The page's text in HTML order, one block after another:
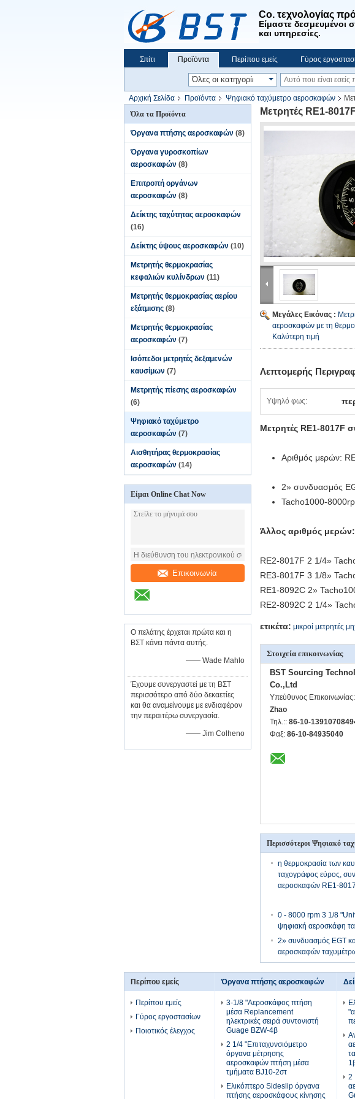
Co. τεχνολογίας
Είμαστε δεσμευμένοι
και υπηρεσίες.
Σπίτι Προϊόντα Περίπου εμείς Γύρος
Αρχική Σελίδα Προϊόντα Ψηφιακό ταχύμετρο αεροσκαφών
Όλα τα Προϊόντα
Όργανα πτήσης αεροσκαφών (8)
Όργανα γυροσκοπίων
αεροσκαφών (8)
Επιτροπή οργάνων
αεροσκαφών (8)
Δείκτης ταχύτητας αεροσκαφών
(16)
Δείκτης ύψους αεροσκαφών (10)
Μετρητής θερμοκρασίας
κεφαλιών κυλίνδρων (11)
Μετρητής θερμοκρασίας αερίου
εξάτμισης (8)
Μετρητής θερμοκρασίας
αεροσκαφών (7)
Ισόπεδοι μετρητές δεξαμενών
καυσίμων (7)
Μετρητής πίεσης αεροσκαφών
(6)
Ψηφιακό ταχύμετρο
αεροσκαφών (7)
Αισθητήρας θερμοκρασίας
αεροσκαφών (14)
Είμαι Online Chat Now
Επικοινωνία
Ο πελάτης έρχεται πρώτα και η
ΒΣΤ κάνει πάντα αυτής.
—— Wade Mahlo
Έχουμε συνεργαστεί με τη ΒΣΤ
περισσότερο από δύο δεκαετίες
και θα αναμείνουμε με ενδιαφέρον
την περαιτέρω συνεργασία.
—— Jim Colheno
Μετρητές RE1-
Μεγάλες Εικόνας :
αεροσκαφών με τη
Καλύτερη τιμή
Λεπτομερής
Υψηλό φως:
Μετρητές RE1-8017F
Αριθμός μερών:
2» συνδυασμός
Tacho1000-
Άλλος αριθμός μερών:
RE2-8017F 2 1/4»
RE3-8017F 3 1/8»
RE1-8092C 2»
RE2-8092C 2 1/4»
ετικέτα: μικροί μετρητές
Στοιχεία επικοινωνίας
BST Sourcing
Co.,Ltd
Υπεύθυνος Επικοινωνίας:
Zhao
Τηλ.:: 86-10-
Φαξ: 86-10-84935040
Περισσότεροι Ψηφιακό
η θερμοκρασία των
ταχογράφος εύρος,
αεροσκαφών RE1-
0 - 8000 rpm 3 1/8
ψηφιακή αεροσκάφη
2» συνδυασμός EGT
αεροσκαφών
Περίπου εμείς
Περίπου εμείς
Γύρος εργοστασίων
Ποιοτικός έλεγχος
Όργανα πτήσης αεροσκαφών
3-1/8 "Αεροσκάφος πτήση
μέσα Replancement
ηλεκτρικές σειρά συντονιστή
Guage BZW-4β
2 1/4 "Επιταχυνσιόμετρο
όργανα μέτρησης
αεροσκαφών πτήση μέσα
τμήματα BJ10-2στ
Ελικόπτερο Sideslip όργανα
πτήσης αεροσκάφους κίνησης
2